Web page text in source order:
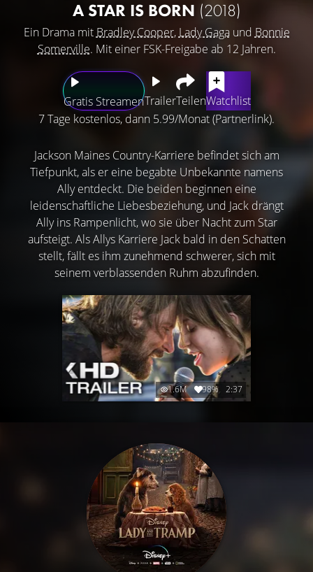
A STAR IS BORN (2018)
Ein Drama mit Bradley Cooper, Lady Gagaund Bonnie
Somerville. Mit einer FSK-Freigabe ab 12 Jahren.
Gratis StreamenTrailerTeilenWatchlist
7 Tage kostenlos, dann 5.99/Monat (Partnerlink).
Jackson Maines Country-Karriere befindet sich am
Tiefpunkt, als er eine begabte Unbekannte namens
Ally entdeckt. Die beiden beginnen eine
leidenschaftliche Liebesbeziehung, und Jack drängt
Ally ins Rampenlicht, wo sie über Nacht zum Star
aufsteigt. Als Allys Karriere Jack bald in den Schatten
stellt, fällt es ihm zunehmend schwerer, sich mit
seinem verblassenden Ruhm abzufinden.
1.6M 98% 2:37